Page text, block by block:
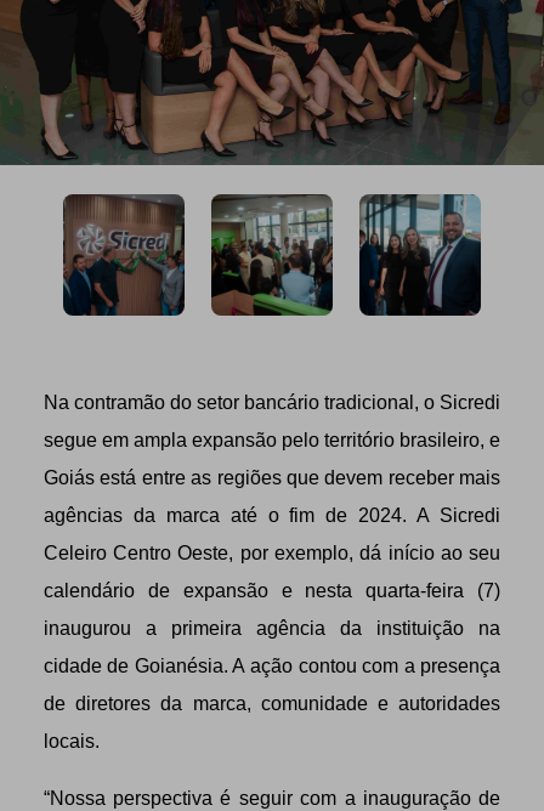
Na contramão do setor bancário tradicional, o Sicredi
segue em ampla expansão pelo território brasileiro, e
Goiás está entre as regiões que devem receber mais
agências da marca até o fim de 2024. A Sicredi
Celeiro Centro Oeste, por exemplo, dá início ao seu
calendário de expansão e nesta quarta-feira (7)
inaugurou a primeira agência da instituição na
cidade de Goianésia. A ação contou com a presença
de diretores da marca, comunidade e autoridades
locais.
“Nossa perspectiva é seguir com a inauguração de